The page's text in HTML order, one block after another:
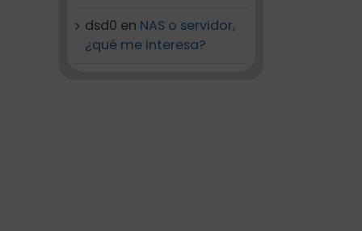
dsd0 en NAS o servidor,
¿qué me interesa?